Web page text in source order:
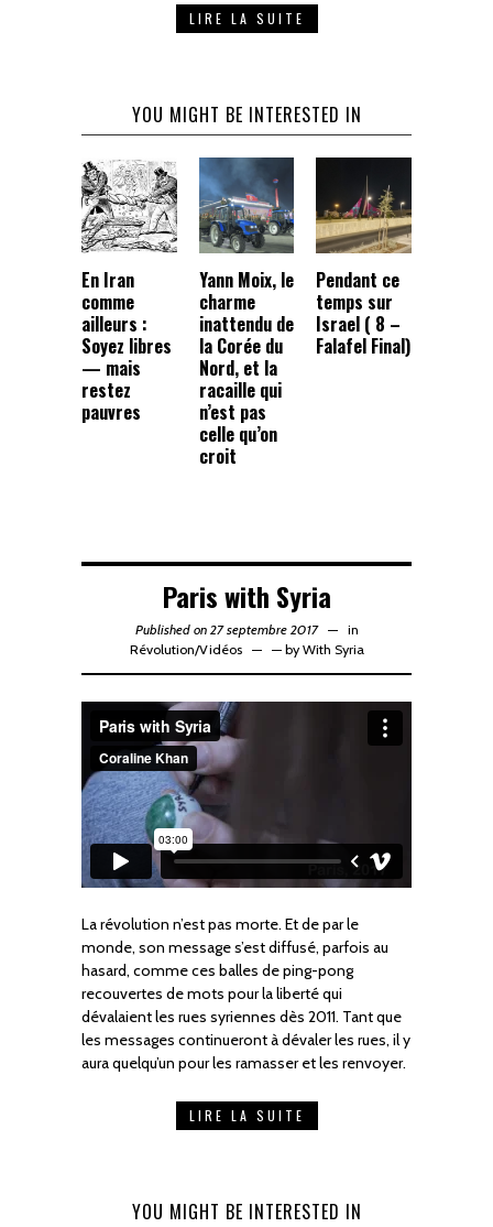
LIRE LA SUITE
YOU MIGHT BE INTERESTED IN
En Iran
comme
ailleurs :
Soyez libres
— mais
restez
pauvres
Yann Moix, le
charme
inattendu de
la Corée du
Nord, et la
racaille qui
n’est pas
celle qu’on
croit
Pendant ce
temps sur
Israel ( 8 –
Falafel Final)
Paris with Syria
Published on 27 septembre 2017
in
Révolution/Vidéos —by With Syria
La révolution n’est pas morte. Et de par le
monde, son message s’est diffusé, parfois au
hasard, comme ces balles de ping-pong
recouvertes de mots pour la liberté qui
dévalaient les rues syriennes dès 2011. Tant que
les messages continueront à dévaler les rues, il y
aura quelqu’un pour les ramasser et les renvoyer.
LIRE LA SUITE
YOU MIGHT BE INTERESTED IN